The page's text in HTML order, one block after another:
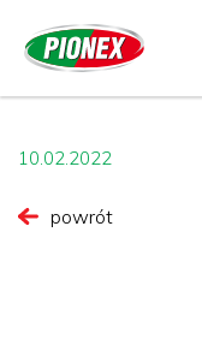
10.02.2022
powrót